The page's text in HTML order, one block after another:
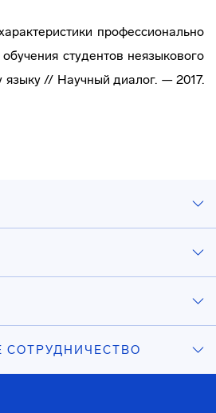
профессионально
студентов неязыкового
языку // Научный диалог. — 2017.